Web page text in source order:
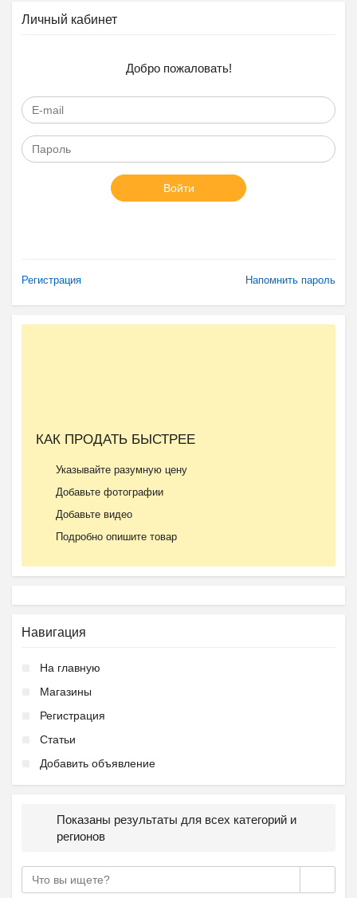
Личный кабинет
Добро пожаловать!
Войти
Регистрация Напомнить пароль
КАК ПРОДАТЬ БЫСТРЕЕ
Указывайте разумную цену
Добавьте фотографии
Добавьте видео
Подробно опишите товар
Навигация
На главную
Магазины
Регистрация
Статьи
Добавить объявление
Показаны результаты для всех категорий и
регионов